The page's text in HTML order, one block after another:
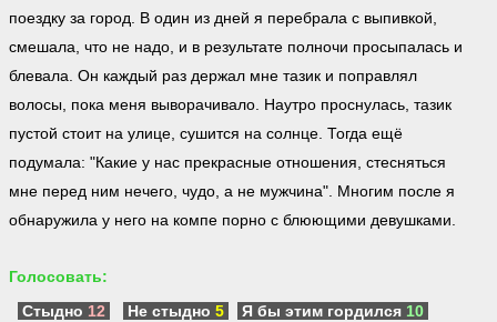
поездку за город. В один из дней я перебрала с выпивкой,
смешала, что не надо, и в результате полночи просыпалась и
блевала. Он каждый раз держал мне тазик и поправлял
волосы, пока меня выворачивало. Наутро проснулась, тазик
пустой стоит на улице, сушится на солнце. Тогда ещё
подумала: "Какие у нас прекрасные отношения, стесняться
мне перед ним нечего, чудо, а не мужчина". Многим после я
обнаружила у него на компе порно с блюющими девушками.
Голосовать:
Стыдно 12 Не стыдно 5 Я бы этим гордился 10